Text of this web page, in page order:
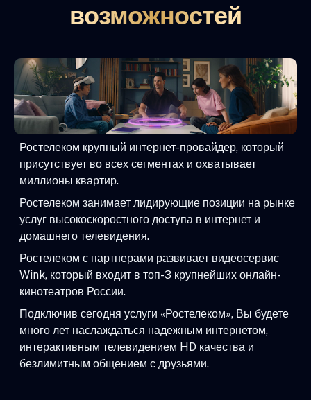
возможностей
Ростелеком крупный интернет-провайдер, который
присутствует во всех сегментах и охватывает
миллионы квартир.
Ростелеком занимает лидирующие позиции на рынке
услуг высокоскоростного доступа в интернет и
домашнего телевидения.
Ростелеком с партнерами развивает видеосервис
Wink, который входит в топ-3 крупнейших онлайн-
кинотеатров России.
Подключив сегодня услуги «Ростелеком», Вы будете
много лет наслаждаться надежным интернетом,
интерактивным телевидением HD качества и
безлимитным общением с друзьями.